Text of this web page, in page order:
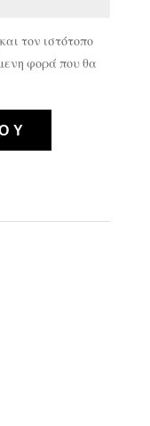
τον ιστότοπο
φορά που θα